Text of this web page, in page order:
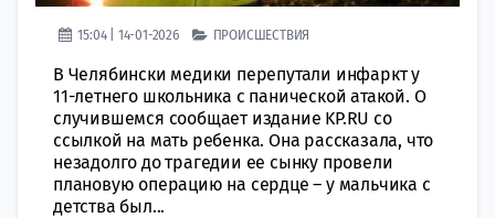
15:04 | 14-01-2026 ПРОИСШЕСТВИЯ
В Челябински медики перепутали инфаркт у
11-летнего школьника с панической атакой. О
случившемся сообщает издание KP.RU со
ссылкой на мать ребенка. Она рассказала, что
незадолго до трагедии ее сынку провели
плановую операцию на сердце – у мальчика с
детства был...